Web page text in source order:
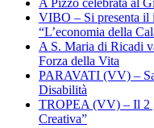
VIBO – Si presenta il
“L’economia della
A S. Maria di Ricadi
Forza della Vita
PARAVATI (VV) –
Disabilità
TROPEA (VV) – Il 2
Creativa”